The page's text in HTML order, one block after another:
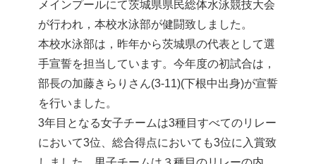
メインプールにて茨城県県民総体水泳競技大会
が行われ，本校水泳部が健闘致しました。
本校水泳部は，昨年から茨城県の代表として選
手宣誓を担当しています。今年度の初試合は，
部長の加藤きらりさん(3-11)(下根中出身)が宣誓
を行いました。
3年目となる女子チームは3種目すべてのリレー
において3位、総合得点においても3位に入賞致